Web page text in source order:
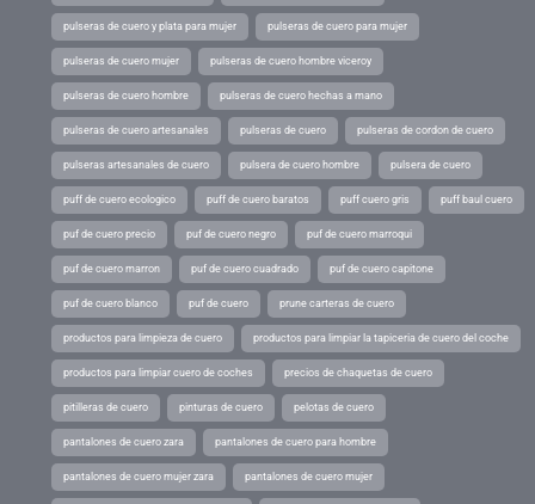
pulseras de cuero y plata para mujer pulseras de cuero para mujer
pulseras de cuero mujer pulseras de cuero hombre viceroy
pulseras de cuero hombre pulseras de cuero hechas a mano
pulseras de cuero artesanales pulseras de cuero pulseras de cordon de cuero
pulseras artesanales de cuero pulsera de cuero hombre pulsera de cuero
puff de cuero ecologico puff de cuero baratos puff cuero gris puff baul cuero
puf de cuero precio puf de cuero negro puf de cuero marroqui
puf de cuero marron puf de cuero cuadrado puf de cuero capitone
puf de cuero blanco puf de cuero prune carteras de cuero
productos para limpieza de cuero productos para limpiar la tapiceria de cuero del coche
productos para limpiar cuero de coches precios de chaquetas de cuero
pitilleras de cuero pinturas de cuero pelotas de cuero
pantalones de cuero zara pantalones de cuero para hombre
pantalones de cuero mujer zara pantalones de cuero mujer